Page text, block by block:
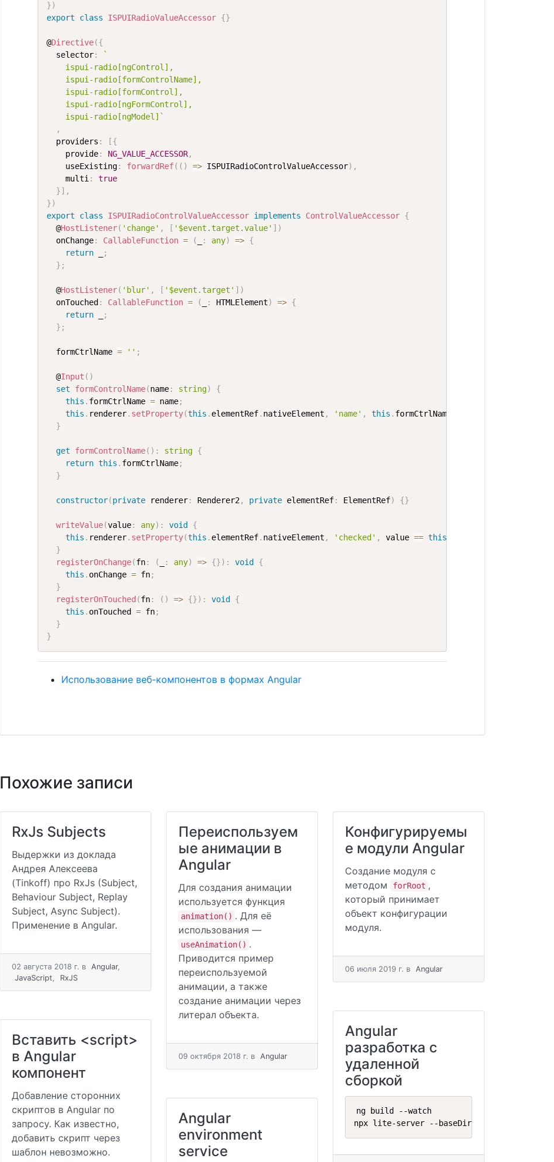
})
export
class ISPUIRadioValueAccessor {}
@Directive({
  selector
:
`
    ispui-radio[ngControl],
    ispui-radio[formControlName],
    ispui-radio[formControl],
    ispui-radio[ngFormControl],
    ispui-radio[ngModel]`
,
  providers
: [{
    provide
: NG_VALUE_ACCESSOR,
    useExisting
: forwardRef( ( ) => ISPUIRadioControlValueAccessor) ,
    multi
:
true
}] ,
})
export
class ISPUIRadioControlValueAccessor implements ControlValueAccessor {
  @
HostListener( 'change' , [ '$event.target.value' ] )
  onChange
: CallableFunction = ( : any) => {
return
;
} ;
  @
HostListener( 'blur' , [ '$event.target' ] )
  onTouched
: CallableFunction = ( : HTMLElement) => {
return
;
} ;
  formCtrlName
= '' ;
  @
Input ( )
set
formControlName(name: string)
{
this . formCtrlName = name;
this . renderer. setProperty(this . elementRef. nativeElement , 'name' , this . formCtrlName
}
get formControlName( ) : string {
return this . formCtrlName;
}
constructor(private renderer: Renderer2, private elementRef: ElementRef) {}
writeValue(value: any) : void
{
this . renderer. setProperty(this . elementRef. nativeElement , 'checked' , value == this
}
registerOnChange(fn: ( : any) => {}) : void
{
this . onChange = fn;
}
registerOnTouched (fn: ( ) => {}) : void
{
this . onTouched = fn;
}
}
Использование веб-компонентов в формах Angular
Похожие записи
RxJs Subjects
Выдержки из доклада
Андрея Алексеева
(Tinkoff) про RxJs (Subject,
Behaviour Subject, Replay
Subject, Async Subject).
Применение в Angular.
02 августа 2018 г. в Angular,
JavaScript, RxJS
Переиспользуем
ые анимации в
Angular
Для создания анимации
используется функция
animation() . Для её
использования —
useAnimation() .
Приводится пример
переиспользуемой
анимации, а также
создание анимации через
литерал объекта.
09 октября 2018 г. в Angular
Конфигурируемы
е модули Angular
Создание модуля с
методом
forRoot ,
который принимает
объект конфигурации
модуля.
06 июля 2019 г. в Angular
Вставить <script>
в Angular
компонент
Добавление сторонних
скриптов в Angular по
запросу. Как известно,
добавить скрипт через
шаблон невозможно.
Angular
environment
service
Angular
разработка с
удаленной
сборкой
ng build --watch
npx lite-server --baseDir